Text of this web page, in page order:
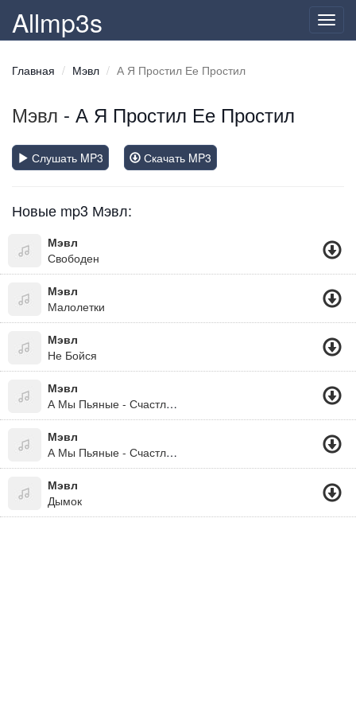
Allmp3s
Главная Мэвл А Я Простил Ее Простил
Мэвл - А Я Простил Ее Простил
Слушать MP3 Скачать MP3
Новые mp3 Мэвл:
Мэвл
Свободен
Мэвл
Малолетки
Мэвл
Не Бойся
Мэвл
А Мы Пьяные - Счастливые
Мэвл
А Мы Пьяные - Счастливые 2019
Мэвл
Дымок